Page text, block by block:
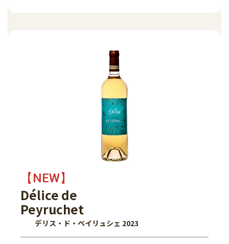
【NEW】
Délice de
Peyruchet
デリス・ド・ペイリュシェ 2023